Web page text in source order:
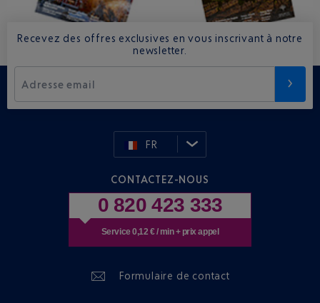
Recevez des offres exclusives en vous inscrivant à notre
newsletter.
Adresse email
FR
CONTACTEZ-NOUS
0 820 423 333
Service 0,12 € / min + prix appel
Formulaire de contact